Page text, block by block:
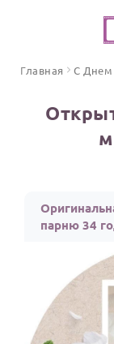
ПО ФОРМАТУ
Открытки
ПРАЗДНИКИ
С Днем
Юбилей
ИНСТРУМЕНТЫ
ОТЗЫВЫ
Главная С Днем
парню 34